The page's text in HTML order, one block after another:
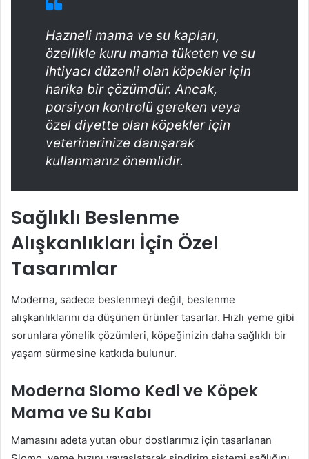
Hazneli mama ve su kapları,
özellikle kuru mama tüketen ve su
ihtiyacı düzenli olan köpekler için
harika bir çözümdür. Ancak,
porsiyon kontrolü gereken veya
özel diyette olan köpekler için
veterinerinize danışarak
kullanmanız önemlidir.
Sağlıklı Beslenme
Alışkanlıkları İçin Özel
Tasarımlar
Moderna, sadece beslenmeyi değil, beslenme
alışkanlıklarını da düşünen ürünler tasarlar. Hızlı yeme gibi
sorunlara yönelik çözümleri, köpeğinizin daha sağlıklı bir
yaşam sürmesine katkıda bulunur.
Moderna Slomo Kedi ve Köpek
Mama ve Su Kabı
Mamasını adeta yutan obur dostlarımız için tasarlanan